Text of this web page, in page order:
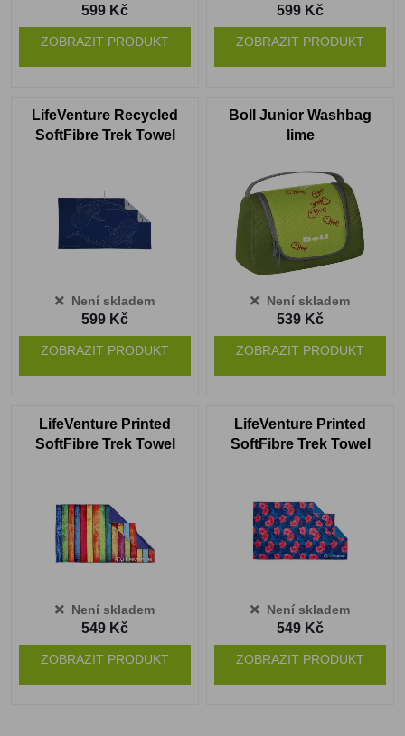
599 Kč
ZOBRAZIT PRODUKT
599 Kč
ZOBRAZIT PRODUKT
LifeVenture Recycled
SoftFibre Trek Towel
Není skladem
599 Kč
ZOBRAZIT PRODUKT
Boll Junior Washbag
lime
Není skladem
539 Kč
ZOBRAZIT PRODUKT
LifeVenture Printed
SoftFibre Trek Towel
Není skladem
549 Kč
ZOBRAZIT PRODUKT
LifeVenture Printed
SoftFibre Trek Towel
Není skladem
549 Kč
ZOBRAZIT PRODUKT